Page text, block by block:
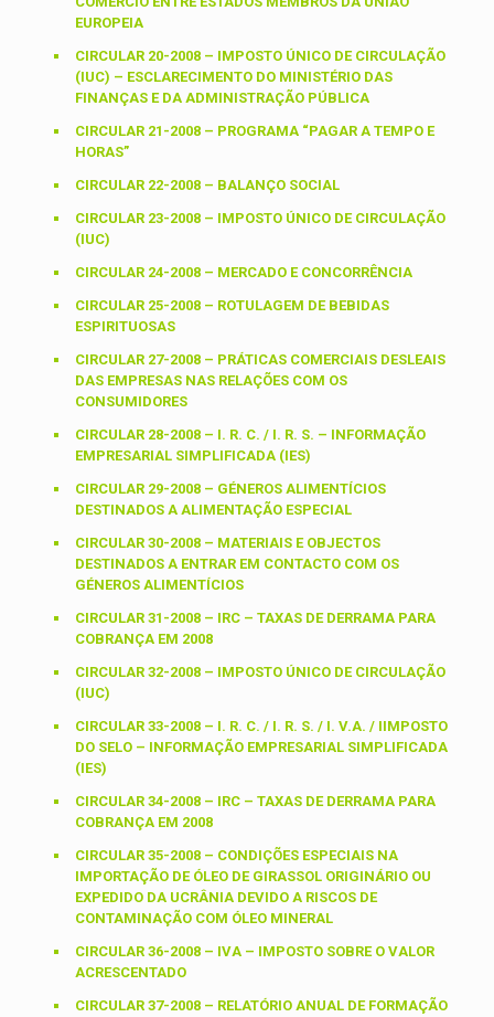
EUROPEIA
CIRCULAR 20-2008 – IMPOSTO ÚNICO DE CIRCULAÇÃO
(IUC) – ESCLARECIMENTO DO MINISTÉRIO DAS
FINANÇAS E DA ADMINISTRAÇÃO PÚBLICA
CIRCULAR 21-2008 – PROGRAMA “PAGAR A TEMPO E
HORAS”
CIRCULAR 22-2008 – BALANÇO SOCIAL
CIRCULAR 23-2008 – IMPOSTO ÚNICO DE CIRCULAÇÃO
(IUC)
CIRCULAR 24-2008 – MERCADO E CONCORRÊNCIA
CIRCULAR 25-2008 – ROTULAGEM DE BEBIDAS
ESPIRITUOSAS
CIRCULAR 27-2008 – PRÁTICAS COMERCIAIS DESLEAIS
DAS EMPRESAS NAS RELAÇÕES COM OS
CONSUMIDORES
CIRCULAR 28-2008 – I. R. C. / I. R. S. – INFORMAÇÃO
EMPRESARIAL SIMPLIFICADA (IES)
CIRCULAR 29-2008 – GÉNEROS ALIMENTÍCIOS
DESTINADOS A ALIMENTAÇÃO ESPECIAL
CIRCULAR 30-2008 – MATERIAIS E OBJECTOS
DESTINADOS A ENTRAR EM CONTACTO COM OS
GÉNEROS ALIMENTÍCIOS
CIRCULAR 31-2008 – IRC – TAXAS DE DERRAMA PARA
COBRANÇA EM 2008
CIRCULAR 32-2008 – IMPOSTO ÚNICO DE CIRCULAÇÃO
(IUC)
CIRCULAR 33-2008 – I. R. C. / I. R. S. / I. V.A. / IIMPOSTO
DO SELO – INFORMAÇÃO EMPRESARIAL SIMPLIFICADA
(IES)
CIRCULAR 34-2008 – IRC – TAXAS DE DERRAMA PARA
COBRANÇA EM 2008
CIRCULAR 35-2008 – CONDIÇÕES ESPECIAIS NA
IMPORTAÇÃO DE ÓLEO DE GIRASSOL ORIGINÁRIO OU
EXPEDIDO DA UCRÂNIA DEVIDO A RISCOS DE
CONTAMINAÇÃO COM ÓLEO MINERAL
CIRCULAR 36-2008 – IVA – IMPOSTO SOBRE O VALOR
ACRESCENTADO
CIRCULAR 37-2008 – RELATÓRIO ANUAL DE FORMAÇÃO